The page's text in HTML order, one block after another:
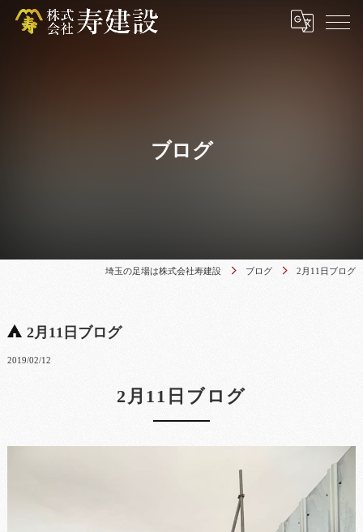
ブログ
埼玉の足場は株式会社寿建設 ブログ 2月11日ブログ
2月11日ブログ
2019/02/12
2月11日ブログ